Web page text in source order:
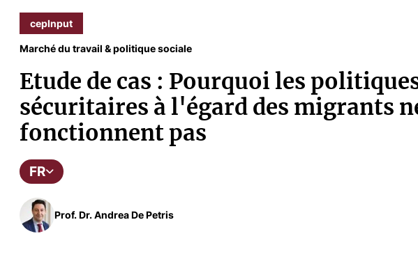
cepInput
Marché du travail & politique sociale
Etude de cas : Pourquoi les
sécuritaires à l'égard des migrants
fonctionnent pas
FR
Prof. Dr. Andrea De Petris